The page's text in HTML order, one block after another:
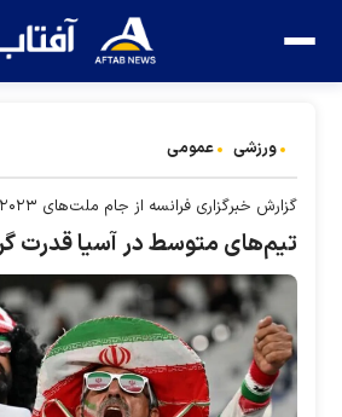
ورزشی عمومی
گزارش خبرگزاری فرانسه از جام ملت‌های ۲۰۲۳
تیم‌های متوسط در آسیا قدرت